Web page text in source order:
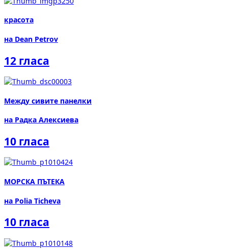
красота
на Dean Petrov
12 гласа
Между сивите панелки
на Радка Алексиева
10 гласа
МОРСКА ПЪТЕКА
на Polia Ticheva
10 гласа